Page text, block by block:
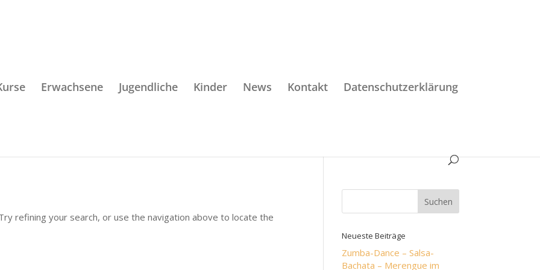
Erwachsene Jugendliche Kinder News Kontakt Datenschutzerklärung
refining your search, or use the navigation above to locate the
Neueste Beiträge
Zumba-Dance – Salsa-
Bachata – Merengue im